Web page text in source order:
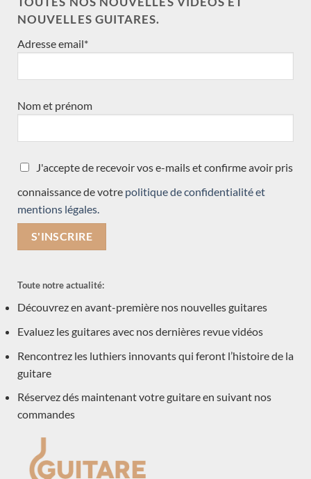
Gypsy R Bear
Jérémie Geffroy
Hiroyasu Asakura
Enrico Bottelli
Giannis Paleodimopoulos
Toby Rzepka
Paulino Bernabé
Martin Blackwell
Dominique Delarue
Hideo Sato
Kevin Muiderman
Valentim Carlos Gomes
Vasilis Vasileiadis
NOUVELLES GUITARES.
Adresse email*
Nom et prénom
J'accepte de recevoir vos e-mails et confirme avoir pris
connaissance de votre politique de confidentialité et
mentions légales.
Toute notre actualité:
Découvrez en avant-première nos nouvelles guitares
Evaluez les guitares avec nos dernières revue vidéos
Rencontrez les luthiers innovants qui feront l’histoire de la
guitare
Réservez dés maintenant votre guitare en suivant nos
commandes